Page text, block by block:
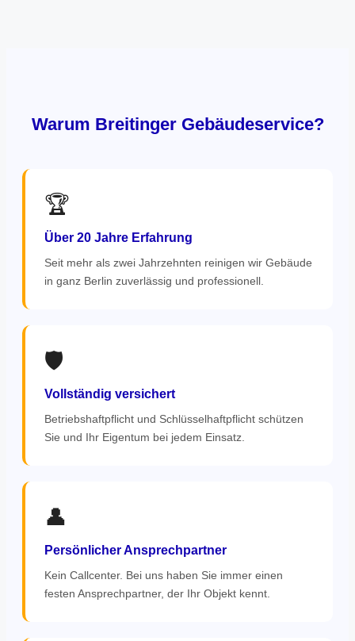
Warum Breitinger Gebäudeservice?
🏆
Über 20 Jahre Erfahrung
Seit mehr als zwei Jahrzehnten reinigen wir Gebäude
in ganz Berlin zuverlässig und professionell.
🛡️
Vollständig versichert
Betriebshaftpflicht und Schlüsselhaftpflicht schützen
Sie und Ihr Eigentum bei jedem Einsatz.
👤
Persönlicher Ansprechpartner
Kein Callcenter. Bei uns haben Sie immer einen
festen Ansprechpartner, der Ihr Objekt kennt.